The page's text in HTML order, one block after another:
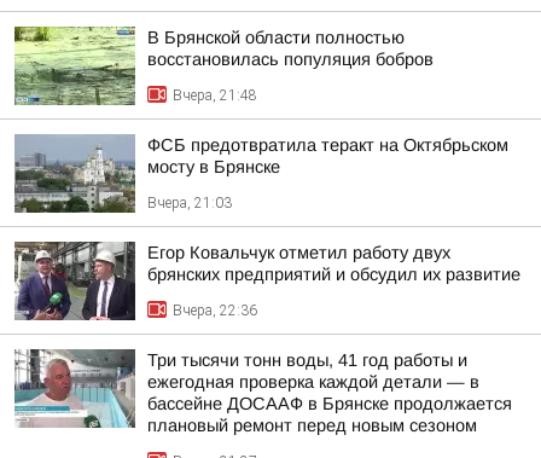
В Брянской области полностью
восстановилась популяция бобров
Вчера, 21:48
ФСБ предотвратила теракт на Октябрьском
мосту в Брянске
Вчера, 21:03
Егор Ковальчук отметил работу двух
брянских предприятий и обсудил их развитие
Вчера, 22:36
Три тысячи тонн воды, 41 год работы и
ежегодная проверка каждой детали — в
бассейне ДОСААФ в Брянске продолжается
плановый ремонт перед новым сезоном